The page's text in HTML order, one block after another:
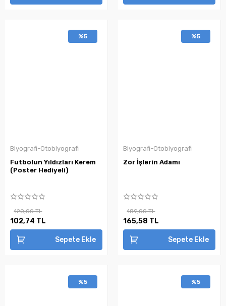
%5
Biyografi-Otobiyografi
Futbolun Yıldızları Kerem
(Poster Hediyeli)
120,00 TL
102,74 TL
Sepete Ekle
%5
Biyografi-Otobiyografi
Zor İşlerin Adamı
189,00 TL
165,58 TL
Sepete Ekle
%5 %5